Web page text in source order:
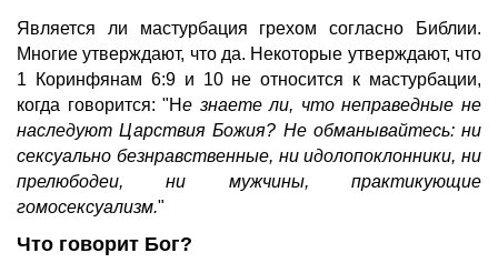
Является ли мастурбация грехом согласно Библии.
Многие утверждают, что да. Некоторые утверждают, что
1 Коринфянам 6:9 и 10 не относится к мастурбации,
когда говорится: "Не знаете ли, что неправедные не
наследуют Царствия Божия? Не обманывайтесь: ни
сексуально безнравственные, ни идолопоклонники, ни
прелюбодеи, ни мужчины, практикующие
гомосексуализм."
Что говорит Бог?